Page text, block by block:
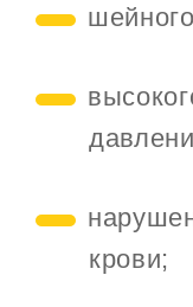
крови;